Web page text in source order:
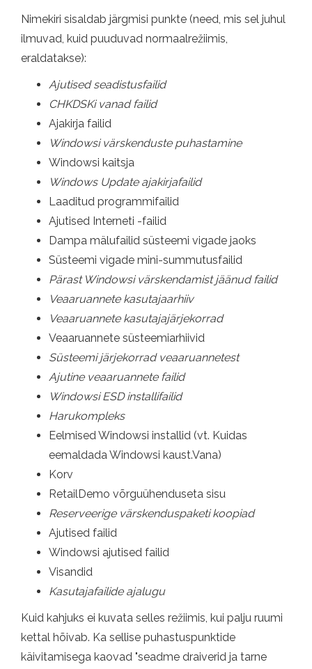
Nimekiri sisaldab järgmisi punkte (need, mis sel juhul
ilmuvad, kuid puuduvad normaalrežiimis,
eraldatakse):
Ajutised seadistusfailid
CHKDSKi vanad failid
Ajakirja failid
Windowsi värskenduste puhastamine
Windowsi kaitsja
Windows Update ajakirjafailid
Laaditud programmifailid
Ajutised Interneti -failid
Dampa mälufailid süsteemi vigade jaoks
Süsteemi vigade mini-summutusfailid
Pärast Windowsi värskendamist jäänud failid
Veaaruannete kasutajaarhiiv
Veaaruannete kasutajajärjekorrad
Veaaruannete süsteemiarhiivid
Süsteemi järjekorrad veaaruannetest
Ajutine veaaruannete failid
Windowsi ESD installifailid
Harukompleks
Eelmised Windowsi installid (vt. Kuidas
eemaldada Windowsi kaust.Vana)
Korv
RetailDemo võrguühenduseta sisu
Reserveerige värskenduspaketi koopiad
Ajutised failid
Windowsi ajutised failid
Visandid
Kasutajafailide ajalugu
Kuid kahjuks ei kuvata selles režiimis, kui palju ruumi
kettal hõivab. Ka sellise puhastuspunktide
käivitamisega kaovad "seadme draiverid ja tarne